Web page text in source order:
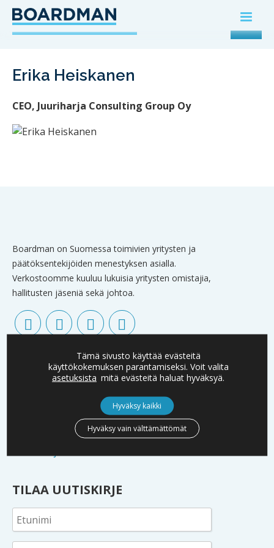
Erika Heiskanen
CEO, Juuriharja Consulting Group Oy
Boardman on Suomessa toimivien yritysten ja
päätöksentekijöiden menestyksen asialla.
Verkostoomme kuuluu lukuisia yritysten omistajia,
hallitusten jäseniä sekä johtoa.
YHTEYSTIEDOT
info@boardman.fi
Urho Kekkosen katu 2 C, 7 krs
Y-tunnus 1750707-8
TILAA UUTISKIRJE
Tämä sivusto käyttää evästeitä
käyttökokemuksen parantamiseksi. Voit valita
asetuksista mitä evästeitä haluat hyväksyä.
Hyväksy kaikki
Hyväksy vain välttämättömät